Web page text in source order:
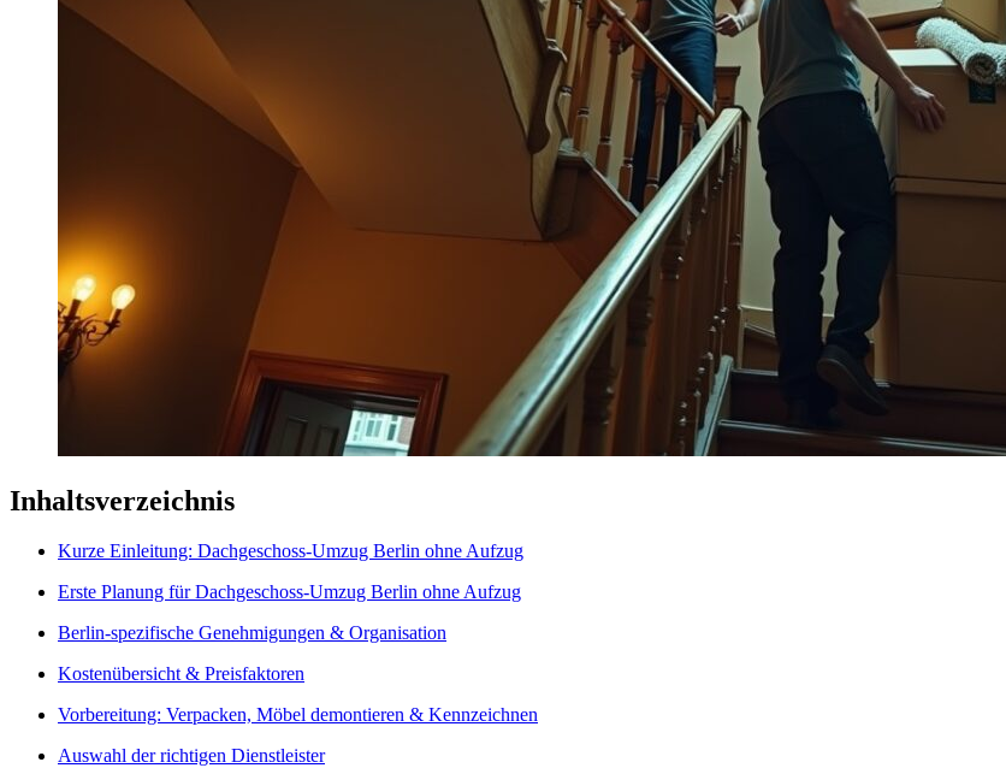
Inhaltsverzeichnis
Kurze Einleitung: Dachgeschoss-Umzug Berlin ohne Aufzug
Erste Planung für Dachgeschoss-Umzug Berlin ohne Aufzug
Berlin-spezifische Genehmigungen & Organisation
Kostenübersicht & Preisfaktoren
Vorbereitung: Verpacken, Möbel demontieren & Kennzeichnen
Auswahl der richtigen Dienstleister